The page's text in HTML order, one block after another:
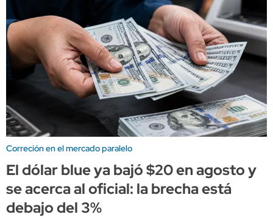
Correción en el mercado paralelo
El dólar blue ya bajó $20 en agosto y
se acerca al oficial: la brecha está
debajo del 3%